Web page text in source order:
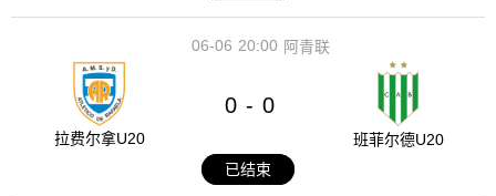
20:00
06-06 阿青联
拉费尔拿U20
0 - 0
班菲尔德U20
已结束